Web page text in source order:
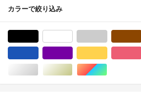
カラーで絞り込み
シルバー/銀色系ゴールド/金色系マルチカラー